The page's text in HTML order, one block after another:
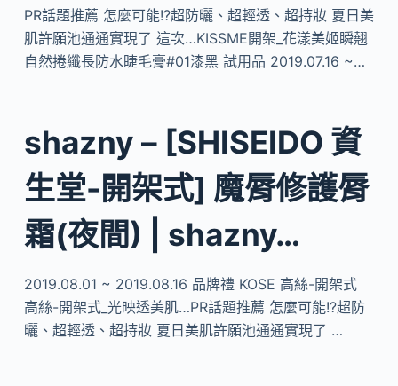
PR話題推薦 怎麼可能!?超防曬、超輕透、超持妝 夏日美
肌許願池通通實現了 這次…KISSME開架_花漾美姬瞬翹
自然捲纖長防水睫毛膏#01漆黑 試用品 2019.07.16 ~…
shazny – [SHISEIDO 資
生堂-開架式] 魔脣修護脣
霜(夜間) | shazny…
2019.08.01 ~ 2019.08.16 品牌禮 KOSE 高絲-開架式
高絲-開架式_光映透美肌…PR話題推薦 怎麼可能!?超防
曬、超輕透、超持妝 夏日美肌許願池通通實現了 …